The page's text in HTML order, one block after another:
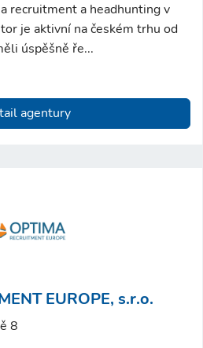
recruitment a headhunting v
je aktivní na českém trhu od
úspěšně ře...
agentury
EUROPE, s.r.o.
8